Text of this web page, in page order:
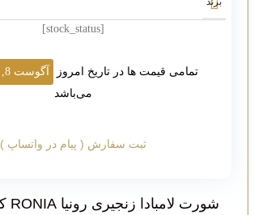
شورت لامبادا زنجیری رونیا RONIA کد 1310
[stock_status]
تمامی قیمت ها در تاریخ امروز آگوست 8, 2026
می‌باشد
ثبت سفارش ( پیام در واتساپ )